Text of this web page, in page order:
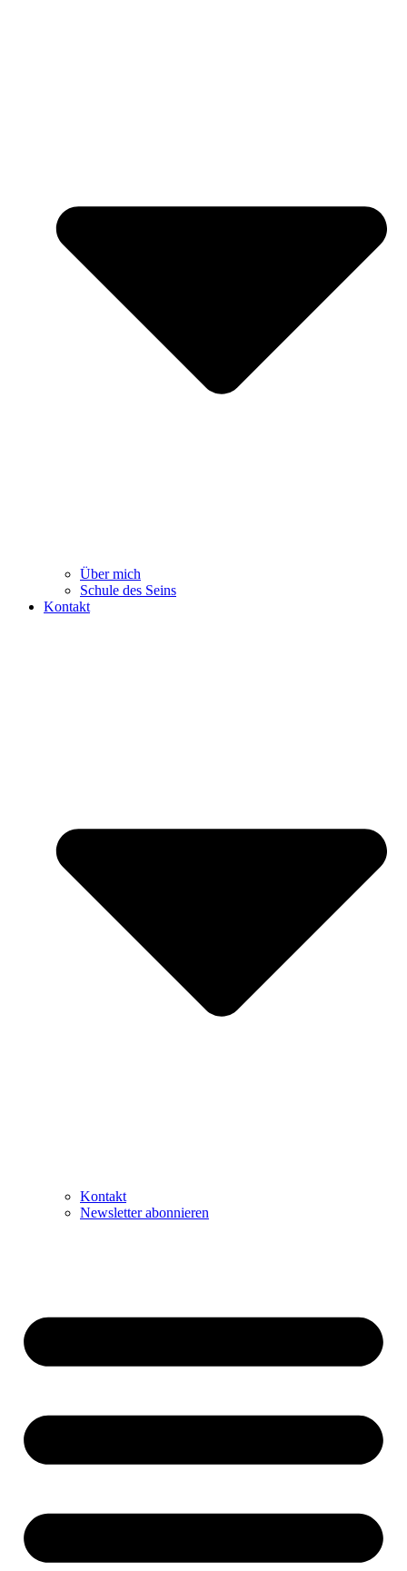
Über mich
Schule des Seins
Kontakt
Kontakt
Newsletter abonnieren